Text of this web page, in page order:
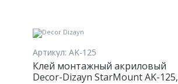
Артикул: AK-125
Клей монтажный акриловый
Decor-Dizayn StarMount AK-125,